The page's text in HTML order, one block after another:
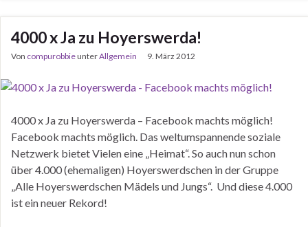
4000 x Ja zu Hoyerswerda!
Von compurobbieunterAllgemein 9. März 2012
4000 x Ja zu Hoyerswerda – Facebook machts möglich!
Facebook machts möglich. Das weltumspannende soziale
Netzwerk bietet Vielen eine „Heimat“. So auch nun schon
über 4.000 (ehemaligen) Hoyerswerdschen in der Gruppe
„Alle Hoyerswerdschen Mädels und Jungs“. Und diese 4.000
ist ein neuer Rekord!